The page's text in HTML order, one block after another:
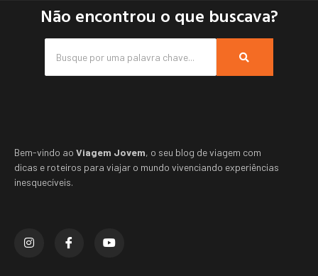
Não encontrou o que buscava?
Bem-vindo ao Viagem Jovem, o seu blog de viagem com
dicas e roteiros para viajar o mundo vivenciando experiências
inesquecíveis.